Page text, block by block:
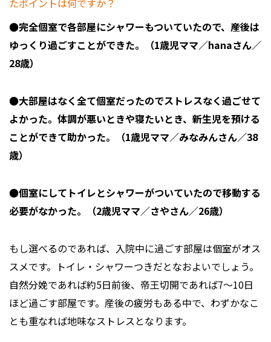
●完全個室で各部屋にシャワーもついていたので、産後は
ゆっくり過ごすことができた。（1歳児ママ／hanaさん／
28歳）
●大部屋はなく全て個室だったのでストレスなく過ごせて
よかった。体調が悪いときや寝たいとき、新生児を預ける
ことができて助かった。（1歳児ママ／みなみんさん／38
歳）
●個室にしてトイレとシャワーがついていたので移動する
必要がなかった。（2歳児ママ／さやさん／26歳）
もし選べるのであれば、入院中に過ごす部屋は個室がオス
スメです。トイレ・シャワーつきだとなおよいでしょう。
自然分娩であれば約5日前後、帝王切開であれば7〜10日
ほど過ごす部屋です。産後の疲労もある中で、わずかなこ
とも重なれば地味なストレスとなります。